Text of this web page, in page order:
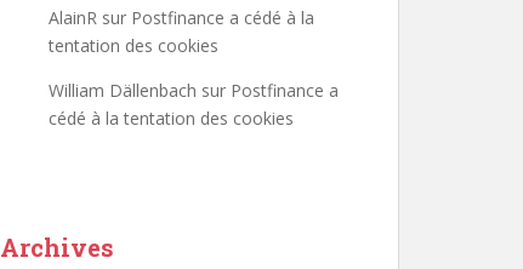
AlainR sur Postfinance a cédé à la
tentation des cookies
William Dällenbach sur Postfinance a
cédé à la tentation des cookies
Archives